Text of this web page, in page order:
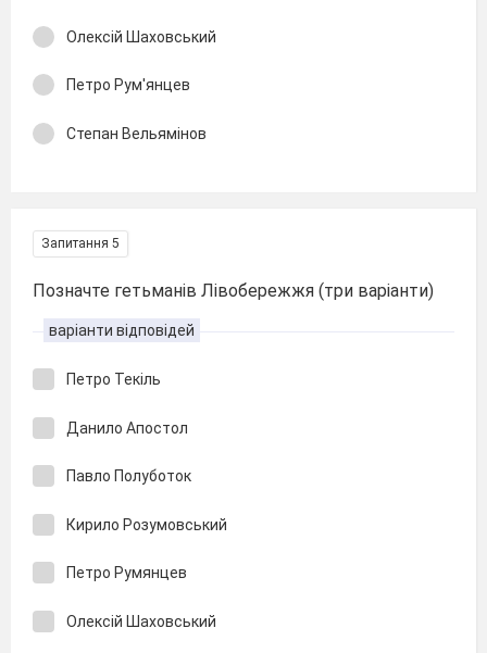
Олексій Шаховський
Петро Рум'янцев
Степан Вельямінов
Запитання 5
Позначте гетьманів Лівобережжя (три варіанти)
варіанти відповідей
Петро Текіль
Данило Апостол
Павло Полуботок
Кирило Розумовський
Петро Румянцев
Олексій Шаховський